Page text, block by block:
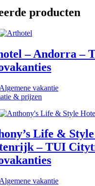
producten
– Andorra –
Algemene vakantie
& prijzen
Life &
– TUI
Algemene vakantie